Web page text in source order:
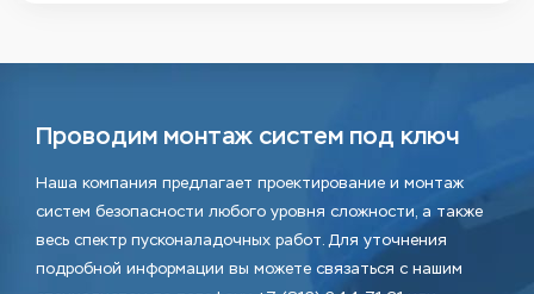
Проводим монтаж систем под ключ
Наша компания предлагает проектирование и монтаж
систем безопасности любого уровня сложности, а также
весь спектр пусконаладочных работ. Для уточнения
подробной информации вы можете связаться с нашим